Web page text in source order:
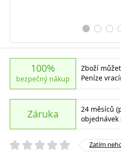
100%
bezpečný nákup
Zboží
Peníze
Záruka
24 měsíců
objednávek
Zatím